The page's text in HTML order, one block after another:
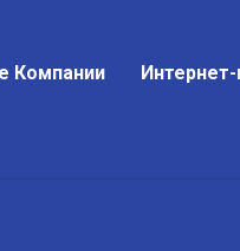
Компании